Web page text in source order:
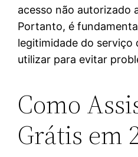
acesso não autorizado
Portanto, é
legitimidade do serviço
utilizar para evitar
Como
Grátis em